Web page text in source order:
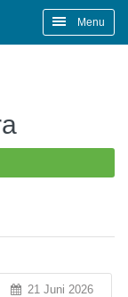
Menu
21 Juni 2026